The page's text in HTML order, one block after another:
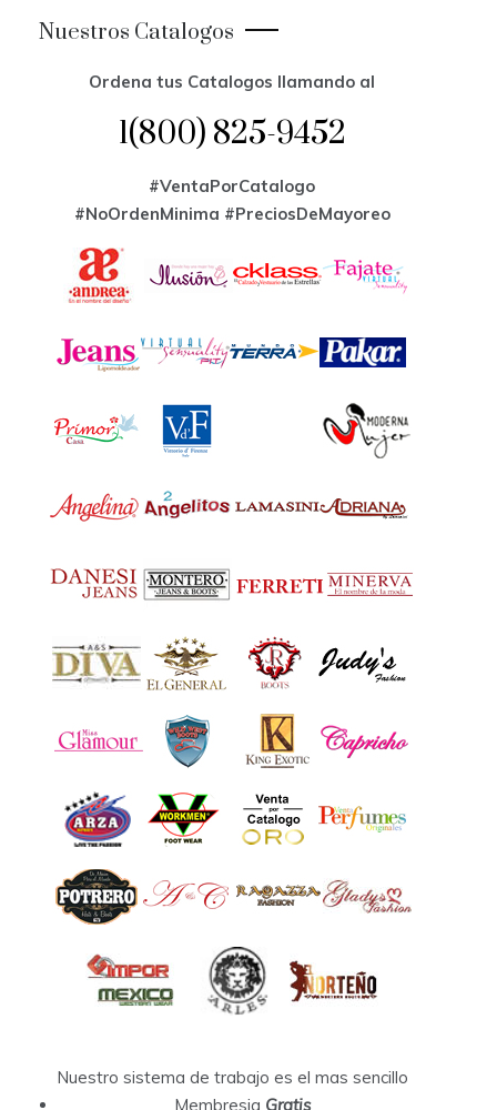
Nuestros Catalogos
Ordena tus Catalogos llamando al
1(800) 825-9452
#VentaPorCatalogo
#NoOrdenMinima #PreciosDeMayoreo
Nuestro sistema de trabajo es el mas sencillo
Membresia Gratis